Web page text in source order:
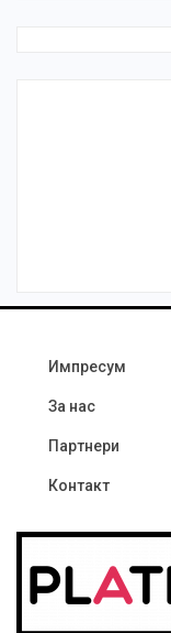
Импресум
За нас
Партнери
Контакт